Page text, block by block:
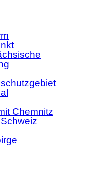
Chemnitz